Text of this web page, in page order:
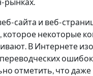
сайта и веб-
которое некоторые
В Интернете
отметить, что даже